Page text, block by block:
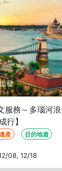
發
服務～多瑙河
行】
產 目的地遊
11/18, 11/28, 12/08, 12/18